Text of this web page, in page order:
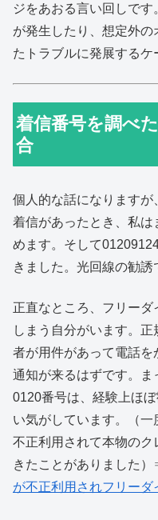
ジをあおる言い回しで
が発生したり、想定外
たトラブルに発展するケ
着信番号を調べ
合
個人的な話になります
着信があったとき、私
めます。そして
きました。光回線の勧誘
正直なところ、フリー
しまう自分がいます。
者が用件があって電話
通知が来るはずです。ま
0120番号は、経験上ほ
い気がしています。（
不正利用されて本物のク
きたことがありました
が不正利用されフリー